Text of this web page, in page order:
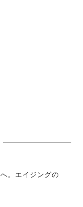
。エイジングの